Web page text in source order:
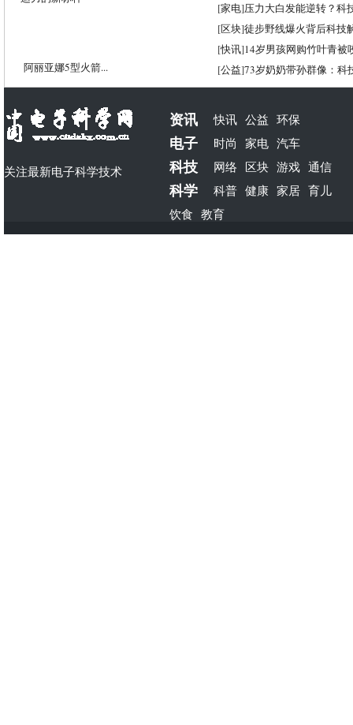
阿丽亚娜5型火箭...
[家电]压力大白发能逆转？科
[区块]徒步野线爆火背后科技
[快讯]14岁男孩网购竹叶青被
[公益]73岁奶奶带孙群像：科
关注最新电子科学技术
资讯 快讯 公益 环保
电子 时尚 家电 汽车
科技 网络 区块 游戏 通信
科学 科普 健康 家居 育儿
饮食 教育